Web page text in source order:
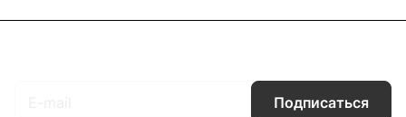
Подписаться